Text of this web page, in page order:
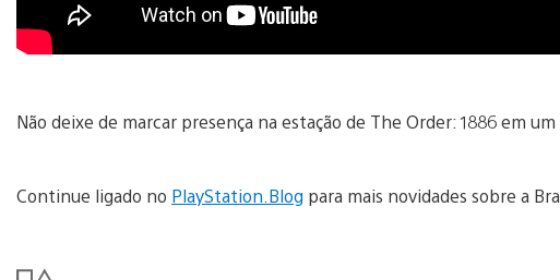
Não deixe de marcar presença na estação de The Order: 1886 em
Continue ligado no PlayStation.Blog para mais novidades sobre a